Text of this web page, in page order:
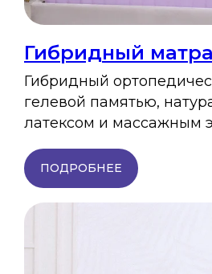
Гибридный
Гибридный
гелевой памятью,
латексом и массажным
ПОДРОБНЕЕ